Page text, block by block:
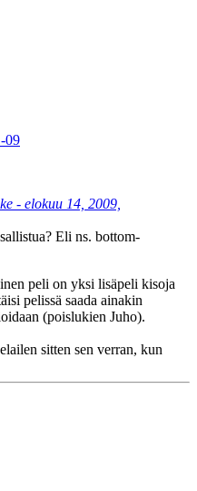
09
- elokuu 14, 2009,
Eli ns. bottom-
peli on yksi lisäpeli kisoja
pelissä saada ainakin
(poislukien Juho).
sitten sen verran, kun